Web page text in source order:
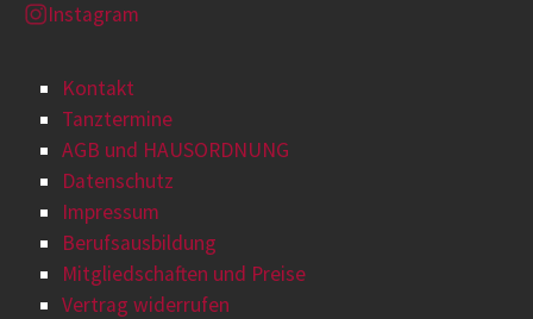
Instagram
Kontakt
Tanztermine
AGB und HAUSORDNUNG
Datenschutz
Impressum
Berufsausbildung
Mitgliedschaften und Preise
Vertrag widerrufen